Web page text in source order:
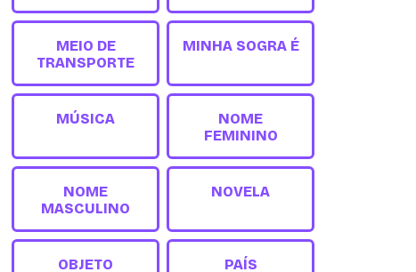
MEIO DE
TRANSPORTE
MINHA SOGRA É
MÚSICA
NOME
FEMININO
NOME
MASCULINO
NOVELA
OBJETO PAÍS